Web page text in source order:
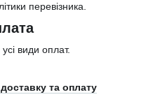
перевізника.
види оплат.
та оплату